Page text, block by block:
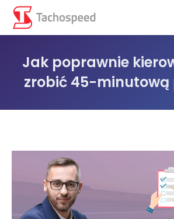
Jak poprawnie
zrobić 45-minutową